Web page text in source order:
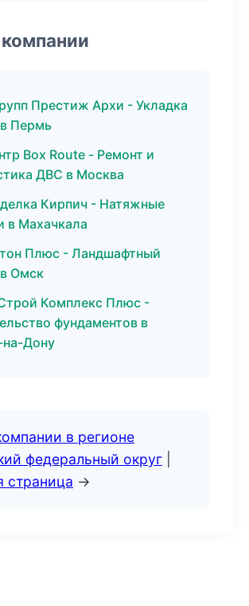
Престиж Архи - Укладка
Пермь
Box Route - Ремонт и
ДВС в Москва
Кирпич - Натяжные
в Махачкала
Плюс - Ландшафтный
Омск
Комплекс Плюс -
фундаментов в
на-Дону
в регионе
федеральный округ
страница →